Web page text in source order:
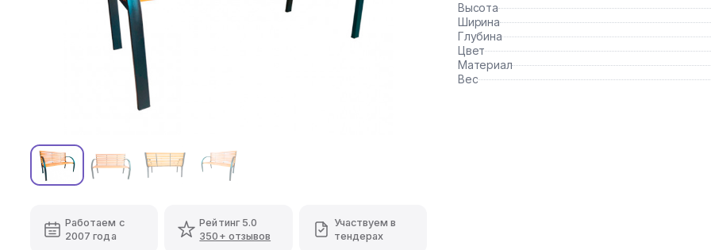
Работаем с
2007 года
Рейтинг 5.0
350+ отзывов
Участвуем в
тендерах
Высота
Ширина
Глубина
Цвет
Материал
Вес